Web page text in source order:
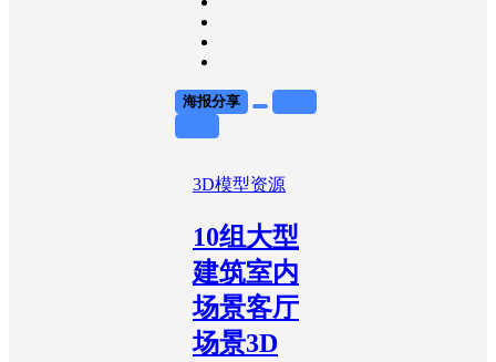
海报分享
3D模型资源
10组大型
建筑室内
场景客厅
场景3D